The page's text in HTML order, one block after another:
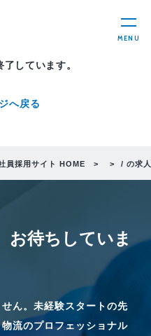
MENU
しています。
へ戻る
員採用サイト HOME / の求
お待ちしていま
ん。未経験スタートの先
流のプロフェッショナル